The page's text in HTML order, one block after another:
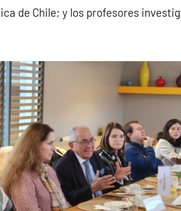
de Chile; y los profesores